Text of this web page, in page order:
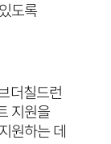
도록
더칠드런
지원을
원하는 데